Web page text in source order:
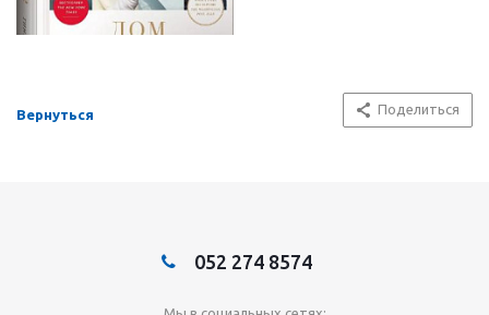
Вернуться Поделиться
052 274 8574